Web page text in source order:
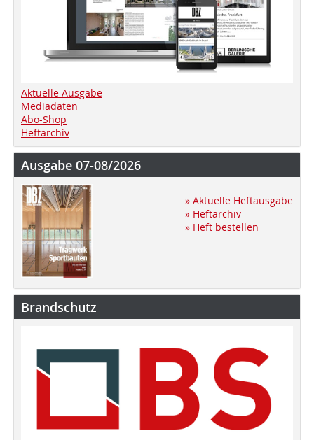
Aktuelle Ausgabe
Mediadaten
Abo-Shop
Heftarchiv
Ausgabe 07-08/2026
» Aktuelle Heftausgabe
» Heftarchiv
» Heft bestellen
Brandschutz